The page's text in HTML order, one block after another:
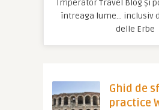
Imperator Travel Blog și
întreaga lume… inclusiv
delle Erbe
Ghid de
practice